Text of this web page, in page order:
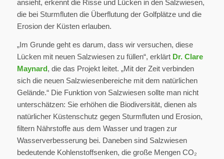
ansieht, erkennt die Risse und Lücken in den Salzwiesen,
die bei Sturmfluten die Überflutung der Golfplätze und die
Erosion der Küsten erlauben.
„Im Grunde geht es darum, dass wir versuchen, diese
Lücken mit neuen Salzwiesen zu füllen“, erklärt Dr. Clare
Maynard, die das Projekt leitet. „Mit der Zeit verbinden
sich die neuen Salzwiesenbereiche mit dem natürlichen
Gelände.“ Die Funktion von Salzwiesen sollte man nicht
unterschätzen: Sie erhöhen die Biodiversität, dienen als
natürlicher Küstenschutz gegen Sturmfluten und Erosion,
filtern Nährstoffe aus dem Wasser und tragen zur
Wasserverbesserung bei. Daneben sind Salzwiesen
bedeutende Kohlenstoffsenken, die große Mengen CO₂